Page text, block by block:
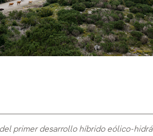
primer desarrollo híbrido eólico-